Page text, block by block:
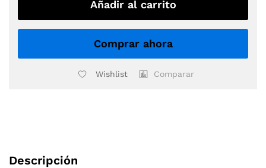
Añadir al carrito
Comprar ahora
Wishlist Comparar
Descripción